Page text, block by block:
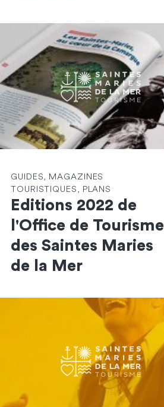
GUIDES, MAGAZINES
TOURISTIQUES, PLANS
Editions 2022 de
l'Office de Tourisme
des Saintes Maries
de la Mer